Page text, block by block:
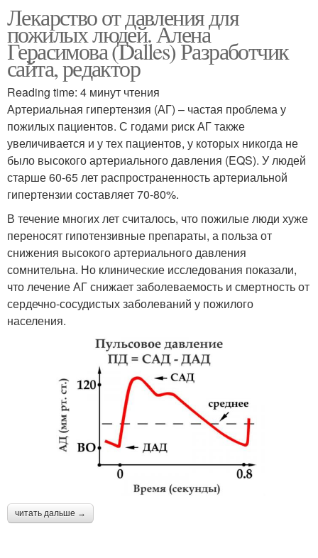
Лекарство от давления для
пожилых людей. Алена
Герасимова (Dalles) Разработчик
сайта, редактор
Reading time: 4 минут чтения
Артериальная гипертензия (АГ) – частая проблема у
пожилых пациентов. С годами риск АГ также
увеличивается и у тех пациентов, у которых никогда не
было высокого артериального давления (EQS). У людей
старше 60-65 лет распространенность артериальной
гипертензии составляет 70-80%.
В течение многих лет считалось, что пожилые люди хуже
переносят гипотензивные препараты, а польза от
снижения высокого артериального давления
сомнительна. Но клинические исследования показали,
что лечение АГ снижает заболеваемость и смертность от
сердечно-сосудистых заболеваний у пожилого
населения.
читать дальше →